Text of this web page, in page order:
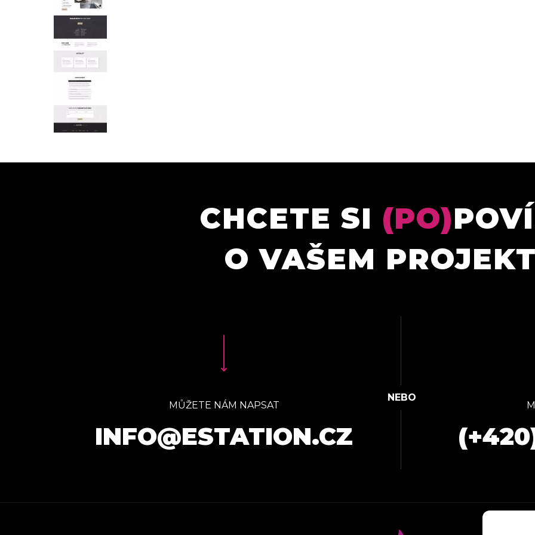
CHCETE SI (PO)
O VAŠEM
MŮŽETE NÁM NAPSAT
INFO@ESTATION.CZ